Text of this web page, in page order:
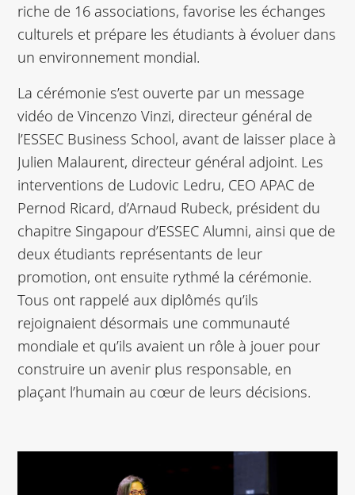
riche de 16 associations, favorise les échanges
culturels et prépare les étudiants à évoluer dans
un environnement mondial.
La cérémonie s’est ouverte par un message
vidéo de Vincenzo Vinzi, directeur général de
l’ESSEC Business School, avant de laisser place à
Julien Malaurent, directeur général adjoint. Les
interventions de Ludovic Ledru, CEO APAC de
Pernod Ricard, d’Arnaud Rubeck, président du
chapitre Singapour d’ESSEC Alumni, ainsi que de
deux étudiants représentants de leur
promotion, ont ensuite rythmé la cérémonie.
Tous ont rappelé aux diplômés qu’ils
rejoignaient désormais une communauté
mondiale et qu’ils avaient un rôle à jouer pour
construire un avenir plus responsable, en
plaçant l’humain au cœur de leurs décisions.